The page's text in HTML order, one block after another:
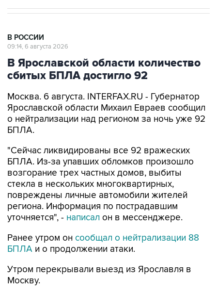
В РОССИИ
09:14, 6 августа 2026
В Ярославской области количество
сбитых БПЛА достигло 92
Москва. 6 августа. INTERFAX.RU - Губернатор
Ярославской области Михаил Евраев сообщил
о нейтрализации над регионом за ночь уже 92
БПЛА.
"Сейчас ликвидированы все 92 вражеских
БПЛА. Из-за упавших обломков произошло
возгорание трех частных домов, выбиты
стекла в нескольких многоквартирных,
повреждены личные автомобили жителей
региона. Информация по пострадавшим
уточняется", - написал он в мессенджере.
Ранее утром он сообщал о нейтрализации 88
БПЛА и о продолжении атаки.
Утром перекрывали выезд из Ярославля в
Москву.